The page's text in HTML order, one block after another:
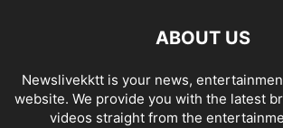
ABOUT US
Newslivekktt is your news,
website. We provide you with the latest
videos straight from the